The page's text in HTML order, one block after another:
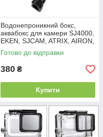
Водонепроникний бокс,
аквабокс для камери SJ4000,
EKEN, SJCAM, ATRIX, AIRON,
BRAVIS
Готово до відправки
380 ₴
Купити